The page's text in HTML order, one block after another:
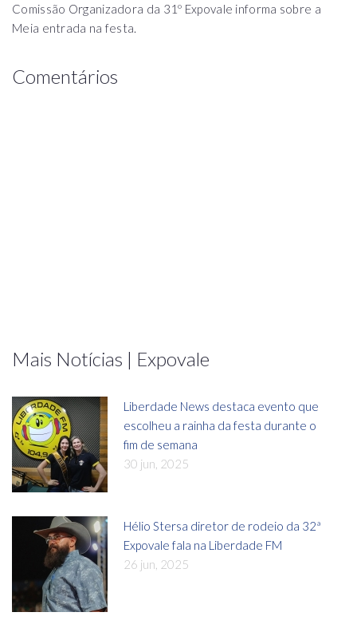
Comissão Organizadora da 31º Expovale informa sobre a
Meia entrada na festa.
Comentários
Mais Notícias | Expovale
Liberdade News destaca evento que
escolheu a rainha da festa durante o
fim de semana
30 jun, 2025
Hélio Stersa diretor de rodeio da 32ª
Expovale fala na Liberdade FM
26 jun, 2025